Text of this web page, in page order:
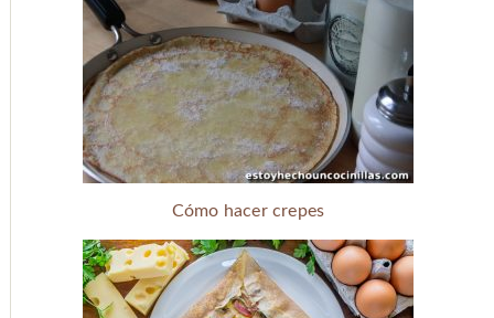
Cómo hacer crepes